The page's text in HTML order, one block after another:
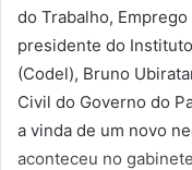
do Trabalho,
presidente do
(Codel), Bruno
Civil do Governo do
a vinda de um novo
aconteceu no